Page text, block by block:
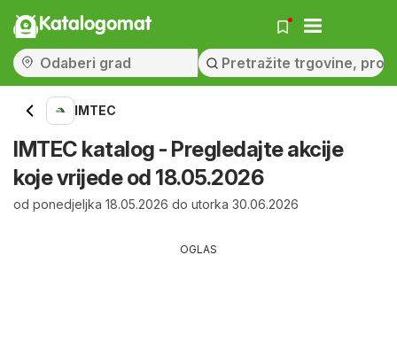
Katalogomat
IMTEC
IMTEC katalog - Pregledajte akcije
koje vrijede od 18.05.2026
od ponedjeljka 18.05.2026 do utorka 30.06.2026
OGLAS